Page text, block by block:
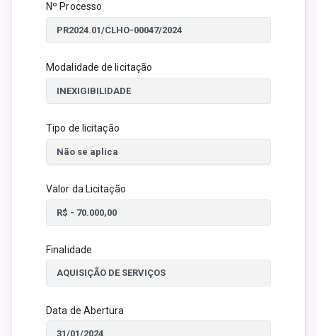
Nº Processo
Modalidade de licitação
Tipo de licitação
Valor da Licitação
Finalidade
Data de Abertura